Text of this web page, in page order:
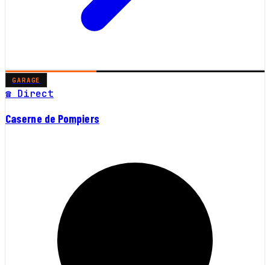
GARAGE
☎ Direct
Caserne de Pompiers